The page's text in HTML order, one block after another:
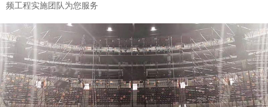
频工程实施团队为您服务